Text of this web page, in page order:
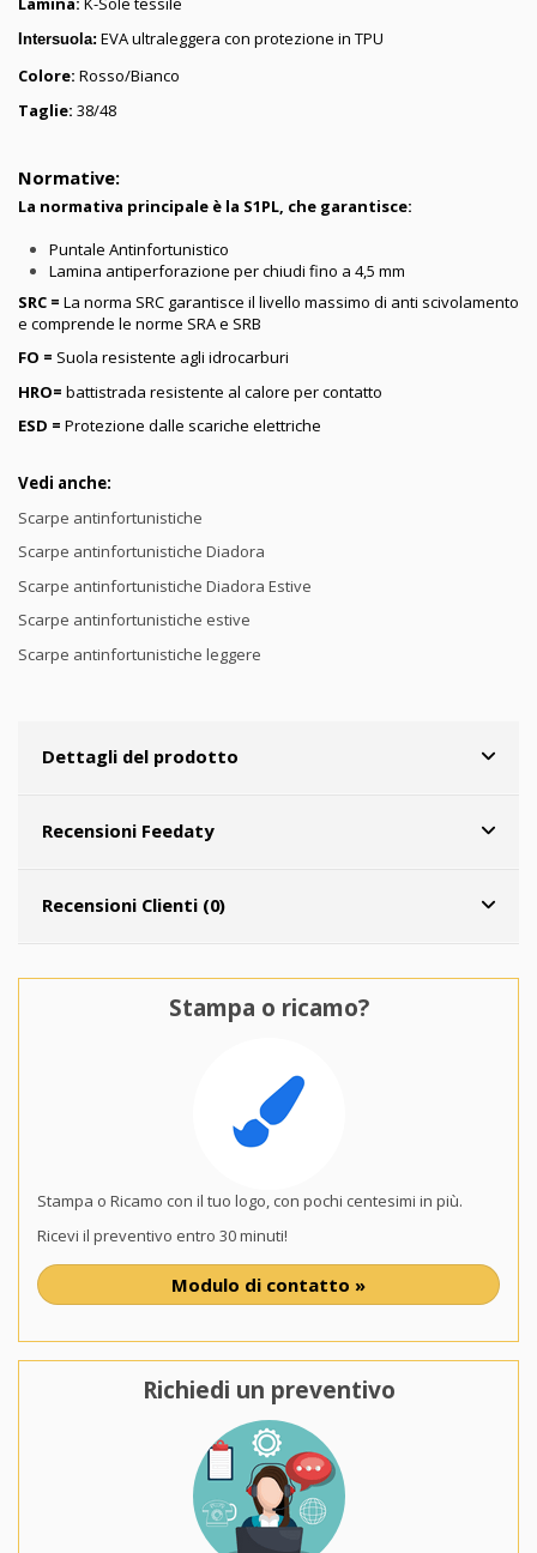
Intersuola: EVA ultraleggera con protezione in TPU
Colore: Rosso/Bianco
Taglie: 38/48
Normative:
La normativa principale è la S1PL, che garantisce:
Puntale Antinfortunistico
Lamina antiperforazione per chiudi fino a 4,5 mm
SRC = La norma SRC garantisce il livello massimo di anti scivolamento
e comprende le norme SRA e SRB
FO = Suola resistente agli idrocarburi
HRO= battistrada resistente al calore per contatto
ESD = Protezione dalle scariche elettriche
Vedi anche:
Scarpe antinfortunistiche
Scarpe antinfortunistiche Diadora
Scarpe antinfortunistiche Diadora Estive
Scarpe antinfortunistiche estive
Scarpe antinfortunistiche leggere
Dettagli del prodotto
Recensioni Feedaty
Recensioni Clienti (0)
Stampa o ricamo?
Stampa o Ricamo con il tuo logo, con pochi centesimi in più.
Ricevi il preventivo entro 30 minuti!
Modulo di contatto »
Richiedi un preventivo